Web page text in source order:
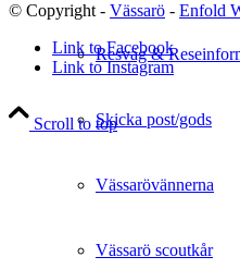
Resväg &
Skicka post/gods
Vässarövännerna
Vässarö scoutkår
© Copyright - Vässarö - Enfold
Link to Facebook
Link to Instagram
Scroll to top